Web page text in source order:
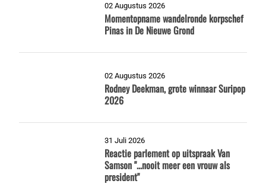
02 Augustus 2026
Momentopname wandelronde korpschef
Pinas in De Nieuwe Grond
02 Augustus 2026
Rodney Deekman, grote winnaar Suripop
2026
31 Juli 2026
Reactie parlement op uitspraak Van
Samson "...nooit meer een vrouw als
president"